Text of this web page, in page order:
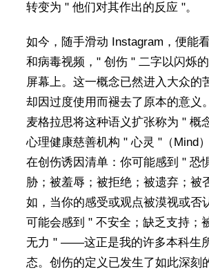
转变为 " 他们对其作出的反应 "。
如今，随手滑动 Instagram，便能
和病毒视频，" 创伤 " 二字以闪烁
屏幕上。这一概念已然进入大众的
却因过度使用而褪去了原本的意义
麦格拉思将这种语义扩张称为 " 概
心理健康慈善机构 " 心灵 "（Mind
在创伤诱因清单：你可能感到 " 恐
胁；被羞辱；被拒绝；被遗弃；
如，当你的感受或观点被漠视或否
可能会感到 " 不安全；缺乏支持；
无力 " ——这正是我的许多本科生
态。创伤的定义已发生了如此深刻